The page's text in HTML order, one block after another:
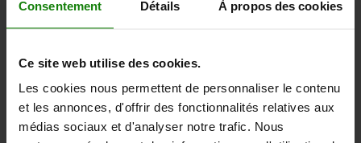
Consentement Détails À propos des cookies
Ce site web utilise des cookies.
Les cookies nous permettent de personnaliser le contenu
et les annonces, d'offrir des fonctionnalités relatives aux
médias sociaux et d'analyser notre trafic. Nous
57,53 €
hors TVA
03096-07 B